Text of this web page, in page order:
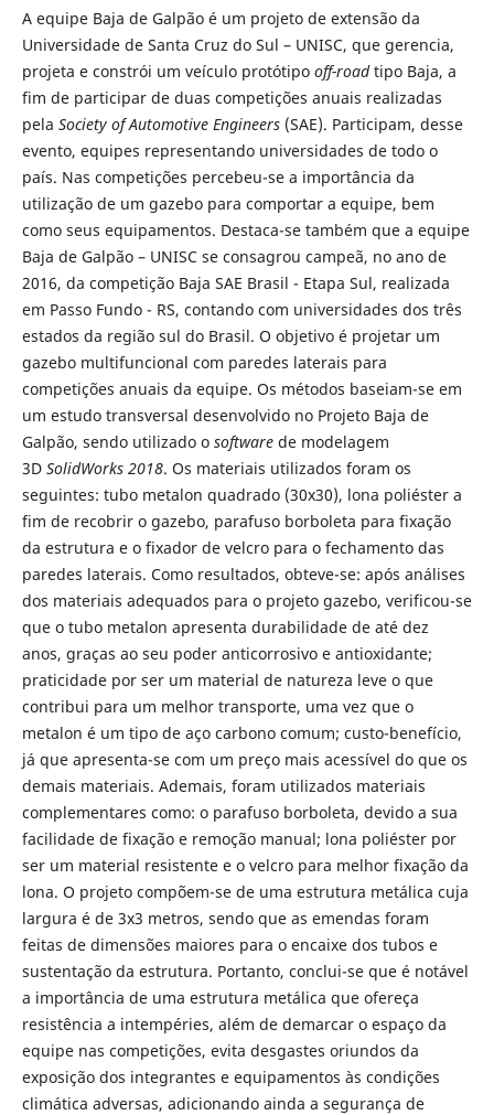
A equipe Baja de Galpão é um projeto de extensão da
Universidade de Santa Cruz do Sul – UNISC, que gerencia,
projeta e constrói um veículo protótipooff-roadtipo Baja, a
fim de participar de duas competições anuais realizadas
pela Society of Automotive Engineers(SAE). Participam, desse
evento, equipes representando universidades de todo o
país. Nas competições percebeu-se a importância da
utilização de um gazebo para comportar a equipe, bem
como seus equipamentos. Destaca-se também que a equipe
Baja de Galpão – UNISC se consagrou campeã, no ano de
2016, da competição Baja SAE Brasil - Etapa Sul, realizada
em Passo Fundo - RS, contando com universidades dos três
estados da região sul do Brasil. O objetivo é projetar um
gazebo multifuncional com paredes laterais para
competições anuais da equipe. Os métodos baseiam-se em
um estudo transversal desenvolvido no Projeto Baja de
Galpão, sendo utilizado o softwarede modelagem
3D SolidWorks 2018. Os materiais utilizados foram os
seguintes: tubo metalon quadrado (30x30), lona poliéster a
fim de recobrir o gazebo, parafuso borboleta para fixação
da estrutura e o fixador de velcro para o fechamento das
paredes laterais. Como resultados, obteve-se: após análises
dos materiais adequados para o projeto gazebo, verificou-se
que o tubo metalon apresenta durabilidade de até dez
anos, graças ao seu poder anticorrosivo e antioxidante;
praticidade por ser um material de natureza leve o que
contribui para um melhor transporte, uma vez que o
metalon é um tipo de aço carbono comum; custo-benefício,
já que apresenta-se com um preço mais acessível do que os
demais materiais. Ademais, foram utilizados materiais
complementares como: o parafuso borboleta, devido a sua
facilidade de fixação e remoção manual; lona poliéster por
ser um material resistente e o velcro para melhor fixação da
lona. O projeto compõem-se de uma estrutura metálica cuja
largura é de 3x3 metros, sendo que as emendas foram
feitas de dimensões maiores para o encaixe dos tubos e
sustentação da estrutura. Portanto, conclui-se que é notável
a importância de uma estrutura metálica que ofereça
resistência a intempéries, além de demarcar o espaço da
equipe nas competições, evita desgastes oriundos da
exposição dos integrantes e equipamentos às condições
climática adversas, adicionando ainda a segurança de